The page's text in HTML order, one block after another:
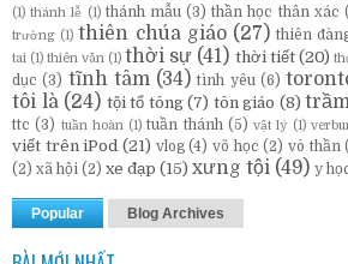
(1) thánh lễ (1) thánh mẫu (3) thần học thân xác
trường (1) thiên chúa giáo (27) thiên
tai (1) thiên văn (1) thời sự (41) thời tiết (20)
dục (3) tĩnh tâm (34) tình yêu (6)
tôi là (24) tội tổ tông (7) tôn giáo (8)
ttc (3) tuần hoàn (1) tuần thánh (5) vật lý (1)
viết trên iPod (21) vlog (4) võ học (2) vô thần
(2) xã hội (2) xe đạp (15) xưng tội (49) y
Popular Blog Archives